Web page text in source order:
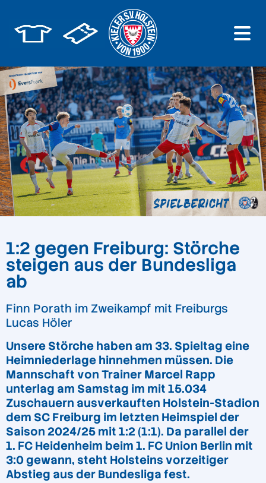
1:2 gegen Freiburg: Störche
steigen aus der Bundesliga
ab
Finn Porath im Zweikampf mit Freiburgs
Lucas Höler
Unsere Störche haben am 33. Spieltag eine
Heimniederlage hinnehmen müssen. Die
Mannschaft von Trainer Marcel Rapp
unterlag am Samstag im mit 15.034
Zuschauern ausverkauften Holstein-Stadion
dem SC Freiburg im letzten Heimspiel der
Saison 2024/25 mit 1:2 (1:1). Da parallel der
1. FC Heidenheim beim 1. FC Union Berlin mit
3:0 gewann, steht Holsteins vorzeitiger
Abstieg aus der Bundesliga fest.